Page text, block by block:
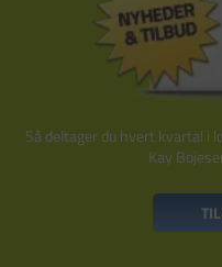
Så deltager du hvert kvartal
Kay